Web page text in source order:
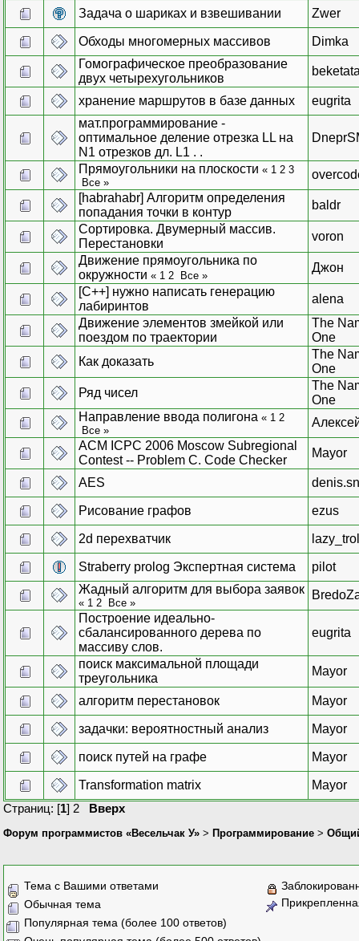
Задача о шариках и взвешивании Zwer
Обходы многомерных массивов
Dimka
Гомографическое преобразование
двух четырехугольников
хранение маршрутов в базе данных
eugrita
мат.программирование -
оптимальное деление отрезка LL на
N1 отрезков дл. L1 . .
Прямоугольники на плоскости « 1 2 3
Все »
[habrahabr] Алгоритм определения
попадания точки в контур
baldr
Сортировка. Двумерный массив.
Перестановки
voron
Движение прямоугольника по
окружности « 1 2 Все »
Джон
[C++] нужно написать генерацию
лабиринтов
alena
Движение элементов змейкой или
поездом по траектории
The
One
Как доказать
The
One
Ряд чисел
The
One
Направление ввода полигона « 1 2
Все »
ACM ICPC 2006 Moscow Subregional
Contest -- Problem C. Code Checker
Mayor
AES
Рисование графов ezus
2d перехватчик
Straberry prolog Экспертная система
pilot
Жадный алгоритм для выбора заявок
« 1 2 Все »
Построение идеально-
сбалансированного дерева по
массиву слов.
eugrita
поиск максимальной площади
треугольника
Mayor
алгоритм перестановок Mayor
задачки: вероятностный анализ Mayor
поиск путей на графе Mayor
Transformation matrix
Mayor
Страниц: [1] 2 Вверх
Форум программистов «Весельчак У» > Программирование >
Тема с Вашими ответами
Обычная тема
Популярная тема (более 100 ответов)